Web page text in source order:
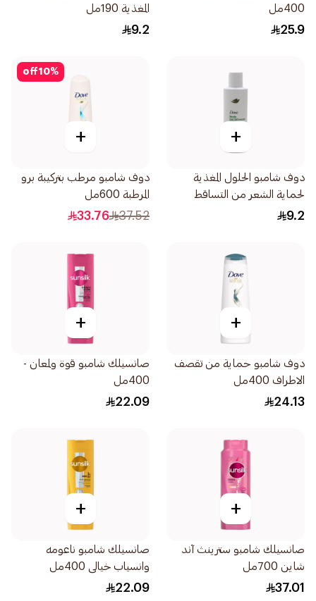
400مل
25.9
المغذية 190مل
9.2
+
دوف شامبو الحلول المغذية
لحماية الشعر من التساقط
190مل
9.2
10%
off
+
دوف شامبو مرطب بتركيبة برو
المرطبة 600مل
37.52
33.76
+
دوف شامبو حماية من تقصف
الاطراف 400مل
24.13
+
صانسيلك شامبو قوة ولمعان -
400مل
22.09
+
صانسيلك شامبو سترينث آند
شاين 700مل
37.01
+
صانسيلك شامبو ناعومه
وانسياب خيالى 400مل
22.09